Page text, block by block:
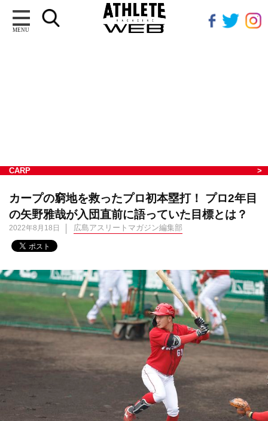
MENU
CARP
カープの窮地を救ったプロ初本塁打！ プロ2年目
の矢野雅哉が入団直前に語っていた目標とは？
2022年8月18日 広島アスリートマガジン編集部